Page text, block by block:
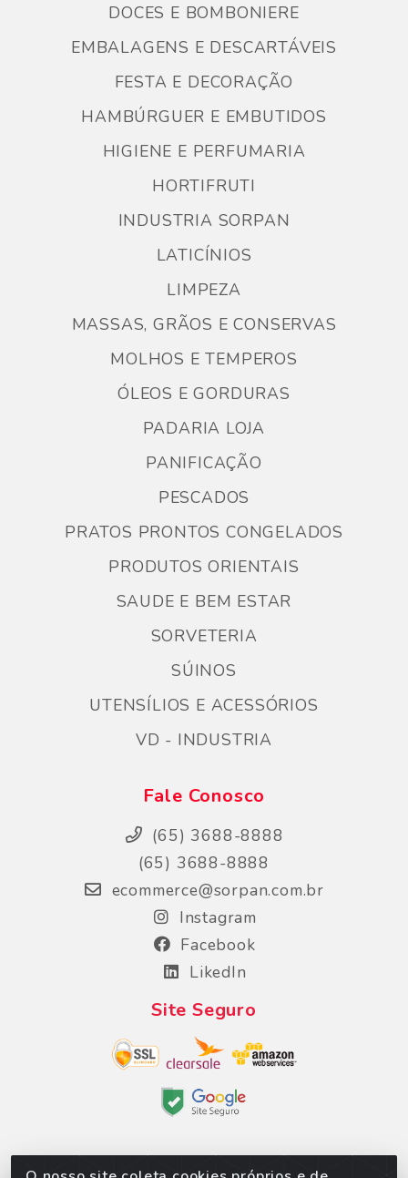
DOCES E BOMBONIERE
EMBALAGENS E DESCARTÁVEIS
FESTA E DECORAÇÃO
HAMBÚRGUER E EMBUTIDOS
HIGIENE E PERFUMARIA
HORTIFRUTI
INDUSTRIA SORPAN
LATICÍNIOS
LIMPEZA
MASSAS, GRÃOS E CONSERVAS
MOLHOS E TEMPEROS
ÓLEOS E GORDURAS
PADARIA LOJA
PANIFICAÇÃO
PESCADOS
PRATOS PRONTOS CONGELADOS
PRODUTOS ORIENTAIS
SAUDE E BEM ESTAR
SORVETERIA
SÚINOS
UTENSÍLIOS E ACESSÓRIOS
VD - INDUSTRIA
Fale Conosco
(65) 3688-8888
(65) 3688-8888
ecommerce@sorpan.com.br
Instagram
Facebook
LikedIn
Site Seguro